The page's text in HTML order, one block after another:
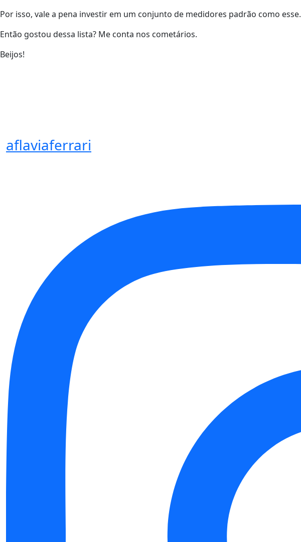
Por isso, vale a pena investir em um conjunto de medidores padrão como esse.
Então gostou dessa lista? Me conta nos cometários.
Beijos!
aflaviaferrari